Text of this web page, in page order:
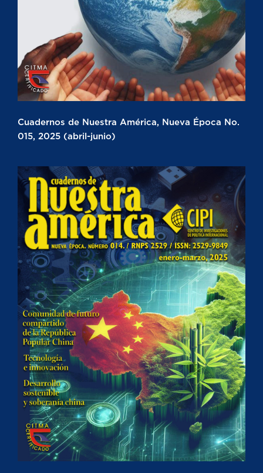
Cuadernos de Nuestra América, Nueva Época No.
015, 2025 (abril-junio)